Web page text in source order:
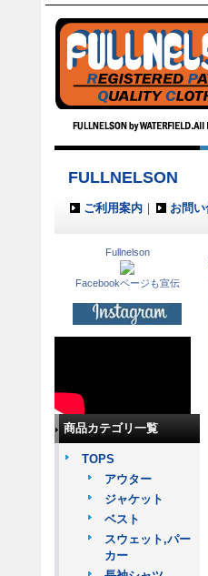
FULLNELSON
ご利用案内 ｜ お問
Fullnelson
Facebookページも宣伝
商品カテゴリ一覧
TOPS
アウター
ジャケット
ベスト
スウェット,パー
カー